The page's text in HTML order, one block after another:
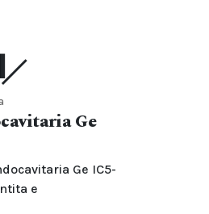
Ge
Ge IC5-
e